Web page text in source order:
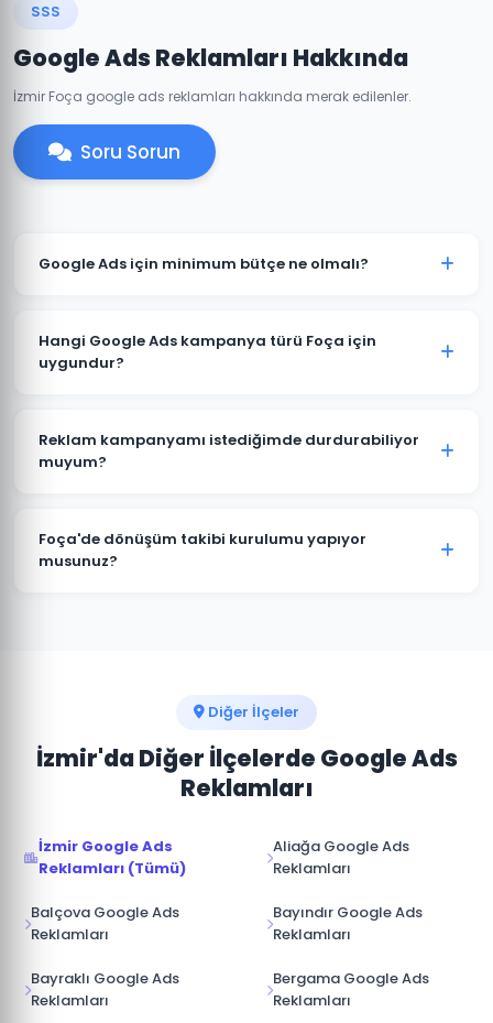
SSS
Google Ads Reklamları Hakkında
İzmir Foça google ads reklamları hakkında merak edilenler.
Soru Sorun
Google Ads için minimum bütçe ne olmalı?
reklam bütçesi 2.000 TL'dir. Sektörünüz ve rekabete
göre bu rakam değişebilir. Ücretsiz bütçe analizi
Hangi Google Ads kampanya türü Foça için
uygundur?
hizmet işletmeleri için Arama Ağı ve Yerel
Kampanyalar, e-ticaret için Alışveriş Kampanyaları,
Reklam kampanyamı istediğimde durdurabiliyor
muyum?
zaman duraklatabilir veya sonlandırabilirsiniz.
Kampanya durdurulduğunda reklamlar anında
Foça'de dönüşüm takibi kurulumu yapıyor
musunuz?
Diğer İlçeler
İzmir'da Diğer İlçelerde Google Ads
Reklamları
İzmir Google Ads
Reklamları (Tümü)
Aliağa Google Ads
Reklamları
Balçova Google Ads
Reklamları
Bayındır Google Ads
Reklamları
Bayraklı Google Ads
Reklamları
Bergama Google Ads
Reklamları